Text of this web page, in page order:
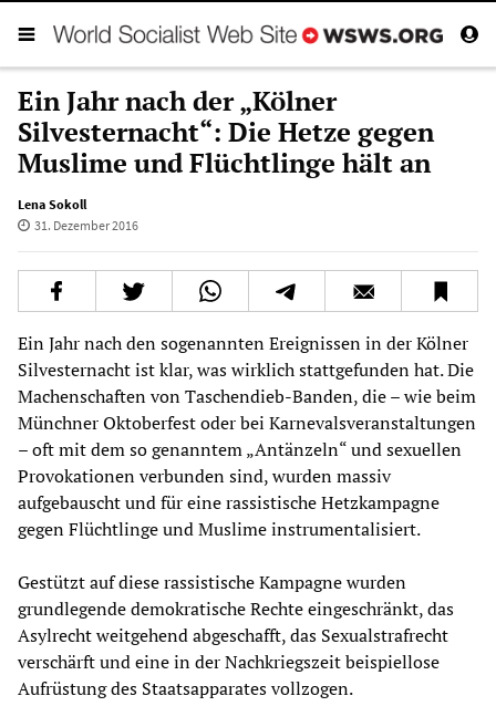
Ein Jahr nach der „Kölner
Silvesternacht“: Die Hetze gegen
Muslime und Flüchtlinge hält an
Lena Sokoll
31. Dezember 2016
Ein Jahr nach den sogenannten Ereignissen in der Kölner
Silvesternacht ist klar, was wirklich stattgefunden hat. Die
Machenschaften von Taschendieb-Banden, die – wie beim
Münchner Oktoberfest oder bei Karnevalsveranstaltungen
– oft mit dem so genanntem „Antänzeln“ und sexuellen
Provokationen verbunden sind, wurden massiv
aufgebauscht und für eine rassistische Hetzkampagne
gegen Flüchtlinge und Muslime instrumentalisiert.
Gestützt auf diese rassistische Kampagne wurden
grundlegende demokratische Rechte eingeschränkt, das
Asylrecht weitgehend abgeschafft, das Sexualstrafrecht
verschärft und eine in der Nachkriegszeit beispiellose
Aufrüstung des Staatsapparates vollzogen.